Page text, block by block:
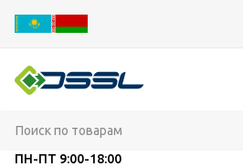
ПН-ПТ 9:00-18:00